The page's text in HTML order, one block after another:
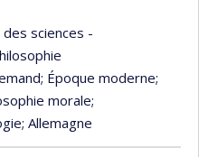
sciences -
; Époque moderne;
morale;
; Allemagne